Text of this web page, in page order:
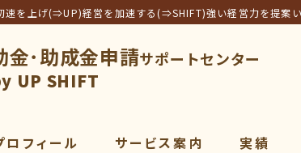
速を上げ(⇒UP)経営を加速する(⇒SHIFT)強い経営力を提案
合同会社
金･助成金申請サポートセンター
UP SHIFT
ロフィール
サービス案内
実績